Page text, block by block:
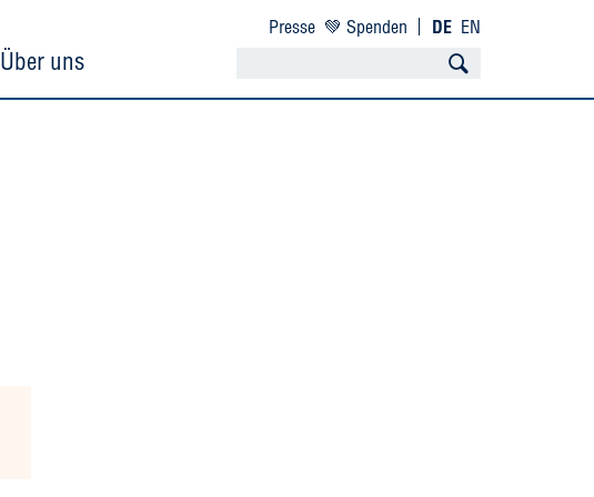
Über uns
Presse 💚 Spenden DE EN